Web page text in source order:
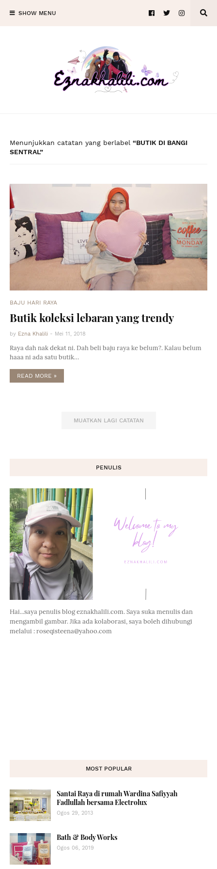
SHOW MENU
Menunjukkan catatan yang berlabel
BUTIK DI BANGI
SENTRAL
BAJU HARI RAYA
Butik koleksi lebaran yang trendy
by Ezna Khalili - Mei 11, 2018
Raya dah nak dekat ni. Dah beli baju raya ke belum?. Kalau belum
haaa ni ada satu butik…
READ MORE »
MUATKAN LAGI CATATAN
PENULIS
Hai...saya penulis blog eznakhalili.com. Saya suka menulis dan
mengambil gambar. Jika ada kolaborasi, saya boleh dihubungi
melalui : roseqisteena@yahoo.com
MOST POPULAR
Santai Raya di rumah Wardina Safiyyah
Fadlullah bersama Electrolux
Ogos 29, 2013
Bath & Body Works
Ogos 06, 2019